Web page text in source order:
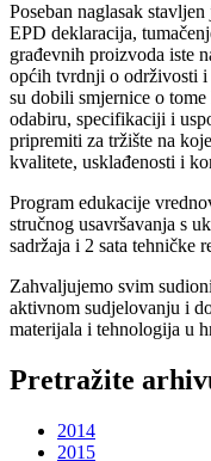
Poseban naglasak
EPD deklaracija,
građevnih proizvoda iste
općih tvrdnji o održivosti
su dobili smjernice o
odabiru, specifikaciji i
pripremiti za tržište na
kvalitete, usklađenosti i
Program edukacije
stručnog usavršavanja s
sadržaja i 2 sata tehničke
Zahvaljujemo svim
aktivnom sudjelovanju i
materijala i tehnologija u
Pretražite
2014
2015